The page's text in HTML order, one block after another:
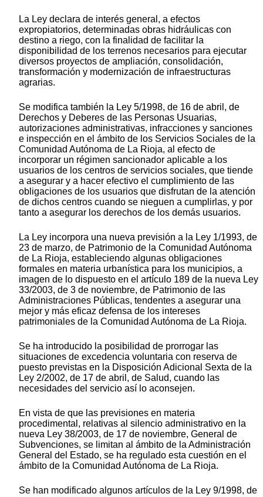
La Ley declara de interés general, a efectos
expropiatorios, determinadas obras hidráulicas con
destino a riego, con la finalidad de facilitar la
disponibilidad de los terrenos necesarios para ejecutar
diversos proyectos de ampliación, consolidación,
transformación y modernización de infraestructuras
agrarias.
Se modifica también la Ley 5/1998, de 16 de abril, de
Derechos y Deberes de las Personas Usuarias,
autorizaciones administrativas, infracciones y sanciones
e inspección en el ámbito de los Servicios Sociales de la
Comunidad Autónoma de La Rioja, al efecto de
incorporar un régimen sancionador aplicable a los
usuarios de los centros de servicios sociales, que tiende
a asegurar y a hacer efectivo el cumplimiento de las
obligaciones de los usuarios que disfrutan de la atención
de dichos centros cuando se nieguen a cumplirlas, y por
tanto a asegurar los derechos de los demás usuarios.
La Ley incorpora una nueva previsión a la Ley 1/1993, de
23 de marzo, de Patrimonio de la Comunidad Autónoma
de La Rioja, estableciendo algunas obligaciones
formales en materia urbanística para los municipios, a
imagen de lo dispuesto en el artículo 189 de la nueva Ley
33/2003, de 3 de noviembre, de Patrimonio de las
Administraciones Públicas, tendentes a asegurar una
mejor y más eficaz defensa de los intereses
patrimoniales de la Comunidad Autónoma de La Rioja.
Se ha introducido la posibilidad de prorrogar las
situaciones de excedencia voluntaria con reserva de
puesto previstas en la Disposición Adicional Sexta de la
Ley 2/2002, de 17 de abril, de Salud, cuando las
necesidades del servicio así lo aconsejen.
En vista de que las previsiones en materia
procedimental, relativas al silencio administrativo en la
nueva Ley 38/2003, de 17 de noviembre, General de
Subvenciones, se limitan al ámbito de la Administración
General del Estado, se ha regulado esta cuestión en el
ámbito de la Comunidad Autónoma de La Rioja.
Se han modificado algunos artículos de la Ley 9/1998, de